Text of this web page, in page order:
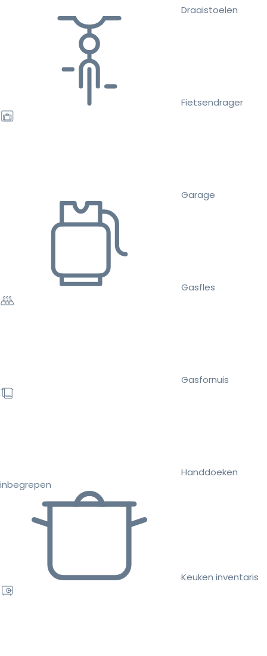
Draaistoelen
Fietsendrager
Garage
Gasfles
Gasfornuis
Handdoeken
inbegrepen
Keuken inventaris